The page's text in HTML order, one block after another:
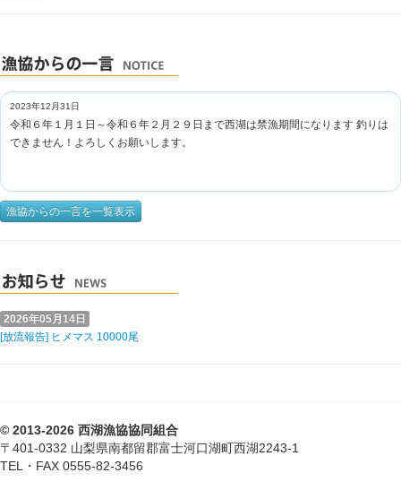
2023年12月31日
令和６年１月１日～令和６年２月２９日まで西湖は禁漁期間になります 釣りは
できません！よろしくお願いします。
漁協からの一言を一覧表示
2026年05月14日
[放流報告] ヒメマス 10000尾
© 2013-2026 西湖漁協協同組合
〒401-0332 山梨県南都留郡富士河口湖町西湖2243-1
TEL・FAX 0555-82-3456